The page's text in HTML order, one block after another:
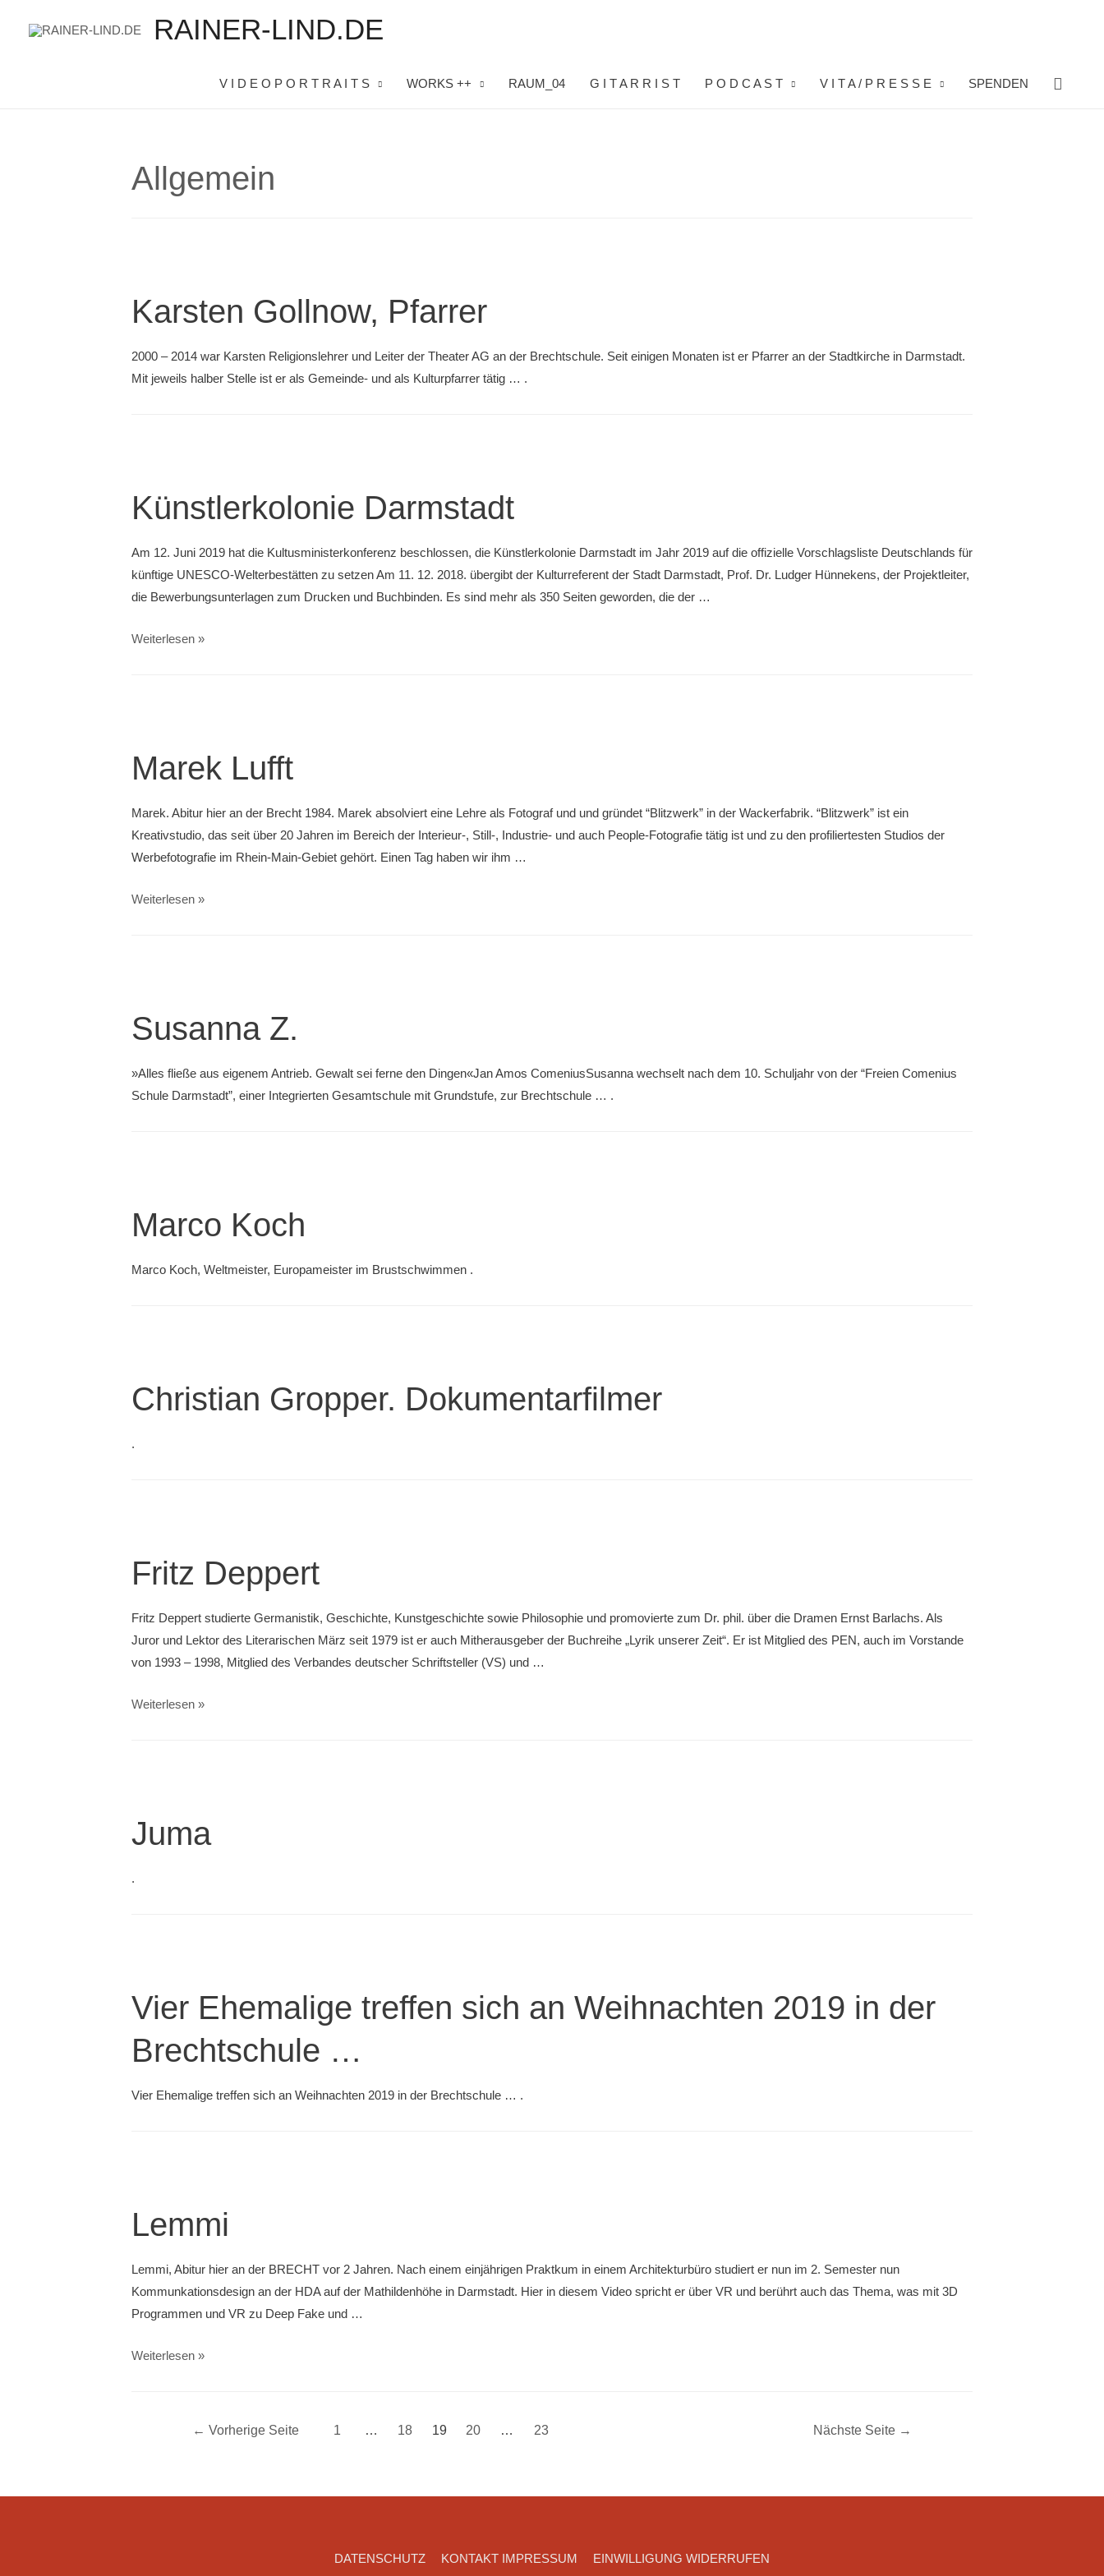
RAINER-LIND.DE
V I D E O P O R T R A I T S WORKS ++ RAUM_04 G I T A R R I S T P O D C A S T V I T A / P R E S S E SPENDEN Suche
Allgemein
Karsten Gollnow, Pfarrer
2000 – 2014 war Karsten Religionslehrer und Leiter der Theater AG an der Brechtschule. Seit einigen Monaten ist er Pfarrer an der Stadtkirche in Darmstadt.
Mit jeweils halber Stelle ist er als Gemeinde- und als Kulturpfarrer tätig … .
Künstlerkolonie Darmstadt
Am 12. Juni 2019 hat die Kultusministerkonferenz beschlossen, die Künstlerkolonie Darmstadt im Jahr 2019 auf die offizielle Vorschlagsliste Deutschlands für
künftige UNESCO-Welterbestätten zu setzen Am 11. 12. 2018. übergibt der Kulturreferent der Stadt Darmstadt, Prof. Dr. Ludger Hünnekens, der Projektleiter,
die Bewerbungsunterlagen zum Drucken und Buchbinden. Es sind mehr als 350 Seiten geworden, die der …
Künstlerkolonie
Weiterlesen »
Marek Lufft
Marek. Abitur hier an der Brecht 1984. Marek absolviert eine Lehre als Fotograf und und gründet “Blitzwerk” in der Wackerfabrik. “Blitzwerk” ist ein
Kreativstudio, das seit über 20 Jahren im Bereich der Interieur-, Still-, Industrie- und auch People-Fotografie tätig ist und zu den profiliertesten Studios der
Werbefotografie im Rhein-Main-Gebiet gehört. Einen Tag haben wir ihm …
Marek
Weiterlesen »
Susanna Z.
»Alles fließe aus eigenem Antrieb. Gewalt sei ferne den Dingen«Jan Amos ComeniusSusanna wechselt nach dem 10. Schuljahr von der “Freien Comenius
Schule Darmstadt”, einer Integrierten Gesamtschule mit Grundstufe, zur Brechtschule … .
Marco Koch
Marco Koch, Weltmeister, Europameister im Brustschwimmen .
Christian Gropper. Dokumentarfilmer
.
Fritz Deppert
Fritz Deppert studierte Germanistik, Geschichte, Kunstgeschichte sowie Philosophie und promovierte zum Dr. phil. über die Dramen Ernst Barlachs. Als
Juror und Lektor des Literarischen März seit 1979 ist er auch Mitherausgeber der Buchreihe „Lyrik unserer Zeit“. Er ist Mitglied des PEN, auch im Vorstande
von 1993 – 1998, Mitglied des Verbandes deutscher Schriftsteller (VS) und …
Fritz
Weiterlesen »
Juma
.
Vier Ehemalige treffen sich an Weihnachten 2019 in der
Brechtschule …
Vier Ehemalige treffen sich an Weihnachten 2019 in der Brechtschule … .
Lemmi
Lemmi, Abitur hier an der BRECHT vor 2 Jahren. Nach einem einjährigen Praktkum in einem Architekturbüro studiert er nun im 2. Semester nun
Kommunkationsdesign an der HDA auf der Mathildenhöhe in Darmstadt. Hier in diesem Video spricht er über VR und berührt auch das Thema, was mit 3D
Programmen und VR zu Deep Fake und …
Lemmi
Weiterlesen »
Beitragsnavigation
← Vorherige Seite 1 … 18 19 20 … 23 Nächste Seite →
DATENSCHUTZ KONTAKT IMPRESSUM EINWILLIGUNG WIDERRUFEN